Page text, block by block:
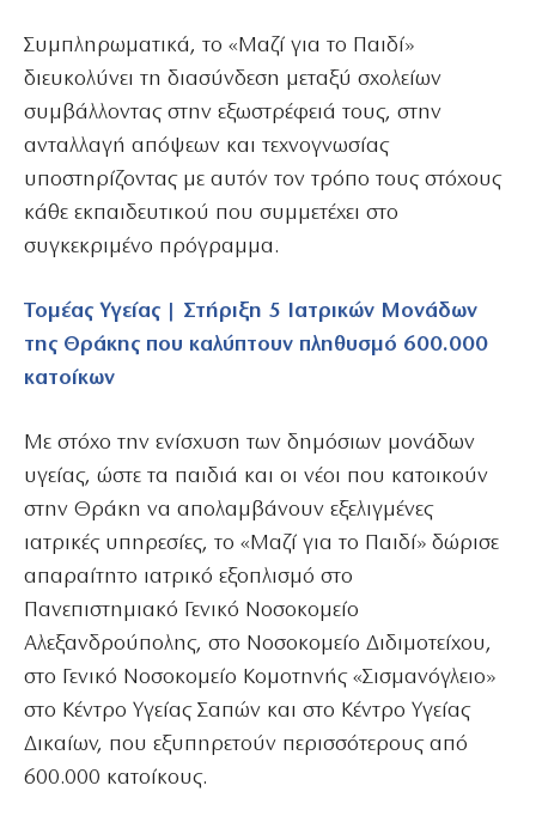
Συμπληρωματικά, το «Μαζί για το Παιδί»
διευκολύνει τη διασύνδεση μεταξύ σχολείων
συμβάλλοντας στην εξωστρέφειά τους, στην
ανταλλαγή απόψεων και τεχνογνωσίας
υποστηρίζοντας με αυτόν τον τρόπο τους στόχους
κάθε εκπαιδευτικού που συμμετέχει στο
συγκεκριμένο πρόγραμμα.
Τομέας Υγείας | Στήριξη 5 Ιατρικών Μονάδων
της Θράκης που καλύπτουν πληθυσμό 600.000
κατοίκων
Με στόχο την ενίσχυση των δημόσιων μονάδων
υγείας, ώστε τα παιδιά και οι νέοι που κατοικούν
στην Θράκη να απολαμβάνουν εξελιγμένες
ιατρικές υπηρεσίες, το «Μαζί για το Παιδί» δώρισε
απαραίτητο ιατρικό εξοπλισμό στο
Πανεπιστημιακό Γενικό Νοσοκομείο
Αλεξανδρούπολης, στο Νοσοκομείο Διδιμοτείχου,
στο Γενικό Νοσοκομείο Κομοτηνής «Σισμανόγλειο»
στο Κέντρο Υγείας Σαπών και στο Κέντρο Υγείας
Δικαίων, που εξυπηρετούν περισσότερους από
600.000 κατοίκους.